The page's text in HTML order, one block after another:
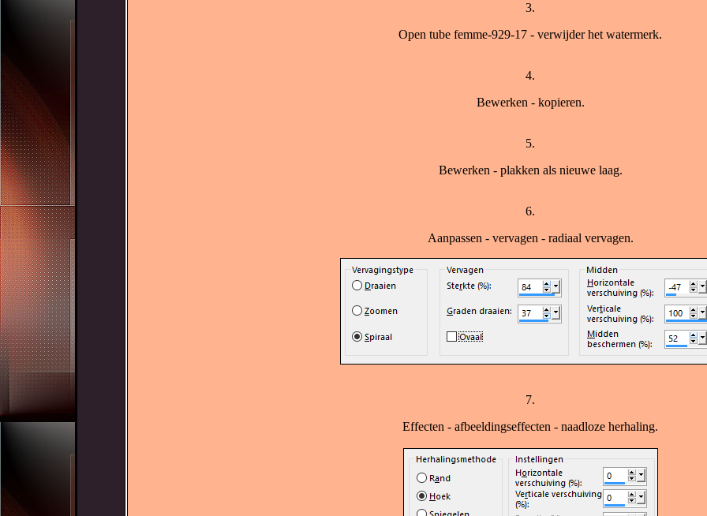
3.
Open tube femme-929-17 - verwijder het watermerk.
4.
Bewerken - kopieren.
5.
Bewerken - plakken als nieuwe laag.
6.
Aanpassen - vervagen - radiaal vervagen.
7.
Effecten - afbeeldingseffecten - naadloze herhaling.